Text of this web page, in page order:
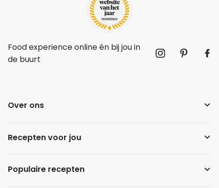
Food experience online én bij jou in
de buurt
Over ons
Recepten voor jou
Populaire recepten